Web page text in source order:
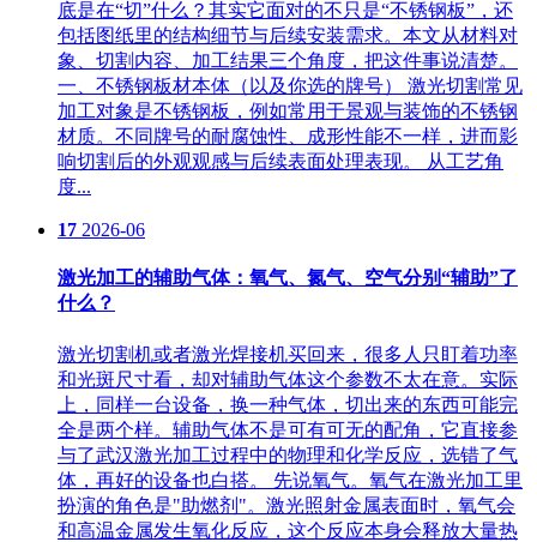
底是在“切”什么？其实它面对的不只是“不锈钢板”，还
包括图纸里的结构细节与后续安装需求。本文从材料对
象、切割内容、加工结果三个角度，把这件事说清楚。
一、不锈钢板材本体（以及你选的牌号） 激光切割常见
加工对象是不锈钢板，例如常用于景观与装饰的不锈钢
材质。不同牌号的耐腐蚀性、成形性能不一样，进而影
响切割后的外观观感与后续表面处理表现。 从工艺角
度...
17 2026-06
激光加工的辅助气体：氧气、氮气、空气分别“辅助”了
什么？
激光切割机或者激光焊接机买回来，很多人只盯着功率
和光斑尺寸看，却对辅助气体这个参数不太在意。实际
上，同样一台设备，换一种气体，切出来的东西可能完
全是两个样。辅助气体不是可有可无的配角，它直接参
与了武汉激光加工过程中的物理和化学反应，选错了气
体，再好的设备也白搭。 先说氧气。氧气在激光加工里
扮演的角色是"助燃剂"。激光照射金属表面时，氧气会
和高温金属发生氧化反应，这个反应本身会释放大量热